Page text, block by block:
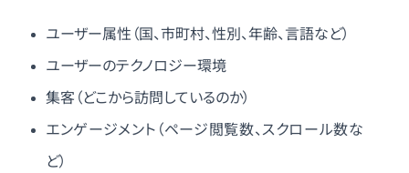
ユーザー属性（国、市町村、性別、年齢、言語など）
ユーザーのテクノロジー環境
集客（どこから訪問しているのか）
エンゲージメント（ページ閲覧数、スクロール数な
ど）